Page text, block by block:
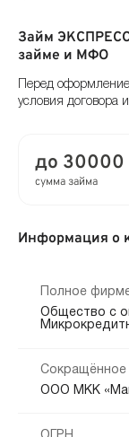
Займ
займе и МФО
Перед
условия договора
до 30000
сумма займа
Информация о
Полное
Общество с
Сокращённое
ООО МКК